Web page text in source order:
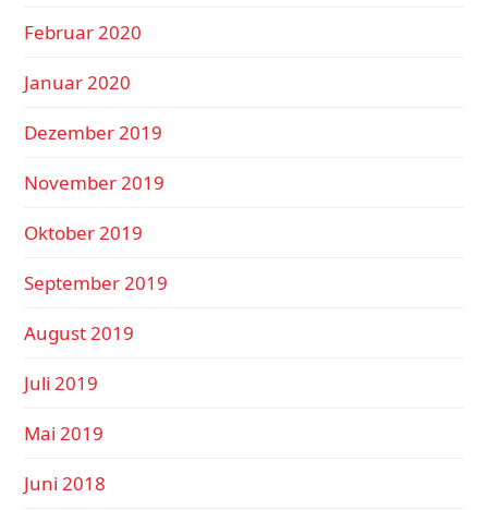
Februar 2020
Januar 2020
Dezember 2019
November 2019
Oktober 2019
September 2019
August 2019
Juli 2019
Mai 2019
Juni 2018